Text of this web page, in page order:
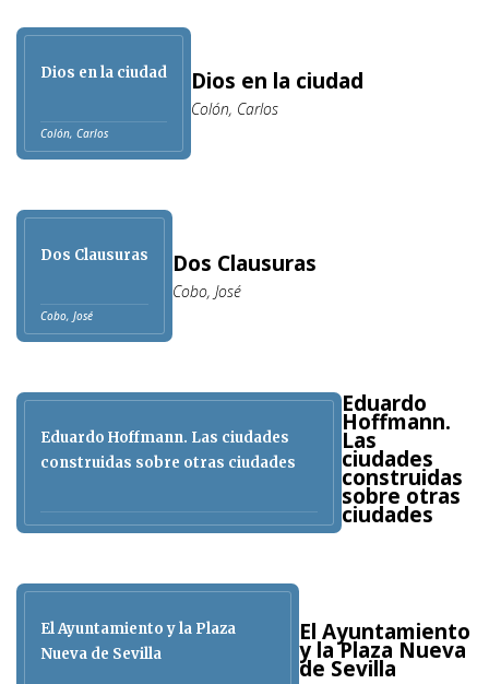
Dios en la ciudad
Colón, Carlos
Dios en la ciudad
Colón, Carlos
Dos Clausuras
Cobo, José
Dos Clausuras
Cobo, José
Eduardo Hoffmann. Las ciudades
construidas sobre otras ciudades
Eduardo
Hoffmann.
Las
ciudades
construidas
sobre otras
ciudades
El Ayuntamiento y la Plaza
Nueva de Sevilla
El Ayuntamiento
y la Plaza Nueva
de Sevilla